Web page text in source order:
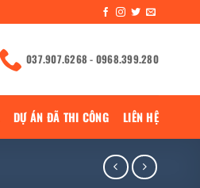
037.907.6268 - 0968.399.280
DỰ ÁN ĐÃ THI CÔNG LIÊN HỆ